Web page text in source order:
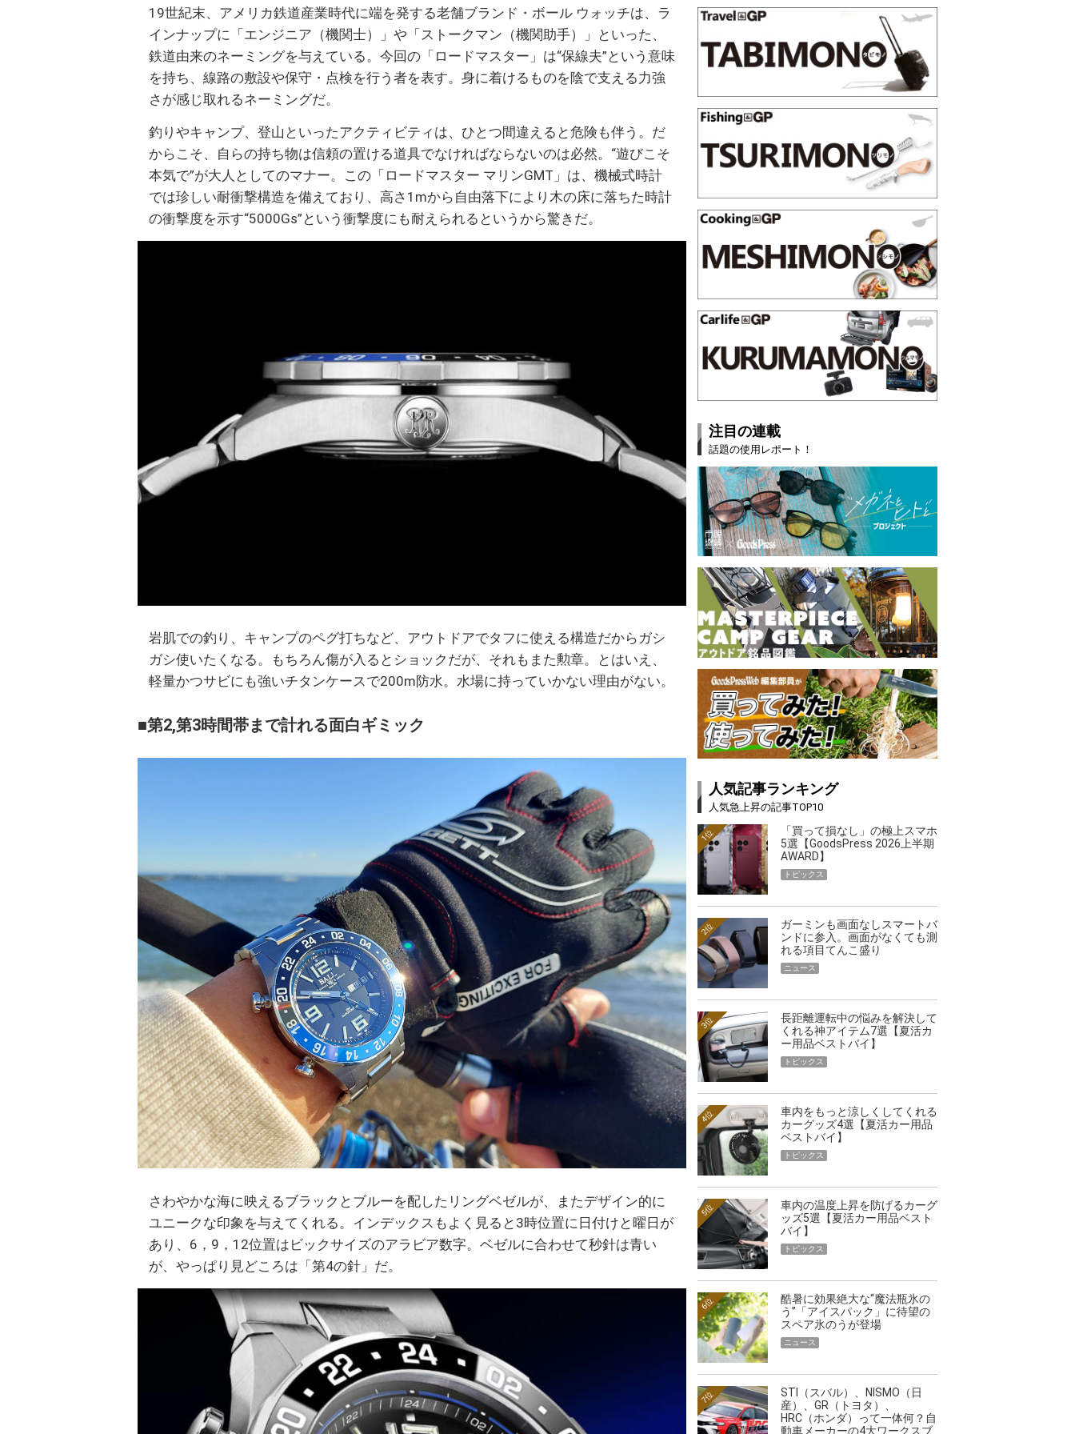
19世紀末、アメリカ鉄道産業時代に端を発する老舗ブランド・ボール ウォッチは、ラ
インナップに「エンジニア（機関士）」や「ストークマン（機関助手）」といった、
鉄道由来のネーミングを与えている。今回の「ロードマスター」は“保線夫”という意味
を持ち、線路の敷設や保守・点検を行う者を表す。身に着けるものを陰で支える力強
さが感じ取れるネーミングだ。
釣りやキャンプ、登山といったアクティビティは、ひとつ間違えると危険も伴う。だ
からこそ、自らの持ち物は信頼の置ける道具でなければならないのは必然。“遊びこそ
本気で”が大人としてのマナー。この「ロードマスター マリンGMT」は、機械式時計
では珍しい耐衝撃構造を備えており、高さ1mから自由落下により木の床に落ちた時計
の衝撃度を示す“5000Gs”という衝撃度にも耐えられるというから驚きだ。
岩肌での釣り、キャンプのペグ打ちなど、アウトドアでタフに使える構造だからガシ
ガシ使いたくなる。もちろん傷が入るとショックだが、それもまた勲章。とはいえ、
軽量かつサビにも強いチタンケースで200m防水。水場に持っていかない理由がない。
■第2,第3時間帯まで計れる面白ギミック
さわやかな海に映えるブラックとブルーを配したリングベゼルが、またデザイン的に
ユニークな印象を与えてくれる。インデックスもよく見ると3時位置に日付けと曜日が
あり、6，9，12位置はビックサイズのアラビア数字。ベゼルに合わせて秒針は青い
が、やっぱり見どころは「第4の針」だ。
注目の連載
話題の使用レポート！
人気記事ランキング
人気急上昇の記事TOP10
「買って損なし」の極上スマホ
5選【GoodsPress 2026上半期
AWARD】
1位
トピックス
ガーミンも画面なしスマートバ
ンドに参入。画面がなくても測
れる項目てんこ盛り
2位
ニュース
長距離運転中の悩みを解決して
くれる神アイテム7選【夏活カ
ー用品ベストバイ】
3位
トピックス
車内をもっと涼しくしてくれる
カーグッズ4選【夏活カー用品
ベストバイ】
4位
トピックス
車内の温度上昇を防げるカーグ
ッズ5選【夏活カー用品ベスト
バイ】
5位
トピックス
酷暑に効果絶大な“魔法瓶氷の
う”「アイスパック」に待望の
スペア氷のうが登場
6位
ニュース
STI（スバル）、NISMO（日
産）、GR（トヨタ）、
HRC（ホンダ）って一体何？自
動車メーカーの4大ワークスブ
7位